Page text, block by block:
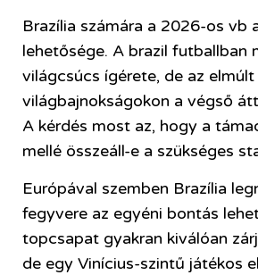
Brazília számára a 2026-os vb
lehetősége. A brazil futballban
világcsúcs ígérete, de az elmúlt
világbajnokságokon a végső
A kérdés most az, hogy a
mellé összeáll-e a szükséges
Európával szemben Brazília
fegyvere az egyéni bontás
topcsapat gyakran kiválóan
de egy Vinícius-szintű játékos